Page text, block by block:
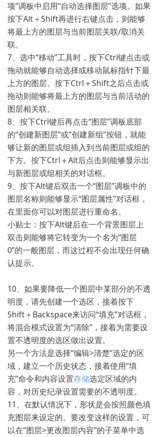
项”调板中启用“自动选择图层”选项。如果
按下Alt＋Shift再进行右键点击，则能够
将最上方的图层与当前图层关联/取消关
联。
7、选中“移动”工具时，按下Ctrl键点击或
拖动就能够自动选择或移动鼠标指针下最
上方的图层。按下Ctrl＋Shift之后点击或
拖动则能够将最上方的图层与当前活动的
图层相关联。
8、按下Ctrl键后再点击“图层”调板底部
的“创建新图层”或“创建新组”按钮，就能
够让新的图层或组插入到当前图层或组的
下方。按下Ctrl＋Alt后点击则能够显示出
与新图层或组相关的对话框。
9、按下Alt键后双击一个“图层”调板中的
图层名称则能够显示“图层属性”对话框，
在里面你可以对图层进行重命名。
小贴士：按下Alt键后在一个背景图层上
双击则能够将它转变为一个名为“图层
0”的一般图层，而这过程不会出现任何确
认提示。
10、如果要降低一个图层中某部分的不透
明度，请先创建一个选区，接着按下
Shift＋Backspace来访问“填充”对话框，
将混合模式设置为“清除”，接着为需要设
置不透明度的选区做出设置。
另一个方法是选择“编辑>清楚”选定的区
域，建立一个历史状态，接着使用“填
充”命令和内容设置存储选定区域的内
容，对历史纪录设置需要的不透明度。
11、在默认情况下，形状是会按照颜色填
充图层来设定的。要改变这样的设置，可
以在“图层>更改图层内容”的子菜单中选